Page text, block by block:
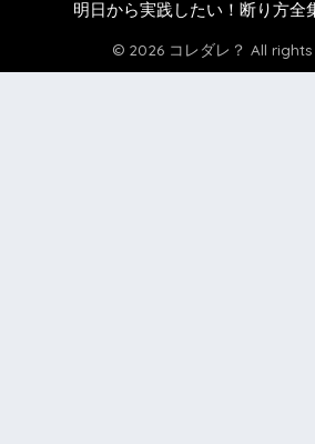
明日から実践したい！断り方全
© 2026 コレダレ？ All rights